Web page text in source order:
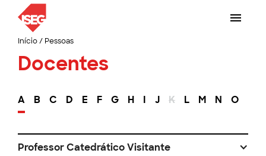
Início/ Pessoas
Docentes
A B C D E F G H I J K L M N O
Professor Catedrático Visitante